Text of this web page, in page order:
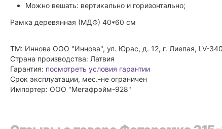
Можно вешать: вертикально и горизонтально;
Рамка деревянная (МДФ) 40*60 см
ТМ: Иннова ООО "Иннова", ул. Юрас, д. 12, г. Лиепая, LV-
Страна производства: Латвия
Гарантия: посмотреть условия гарантии
Срок эксплуатации, мес.-не ограничен
Импортер: ООО "Мегафрэйм-928"